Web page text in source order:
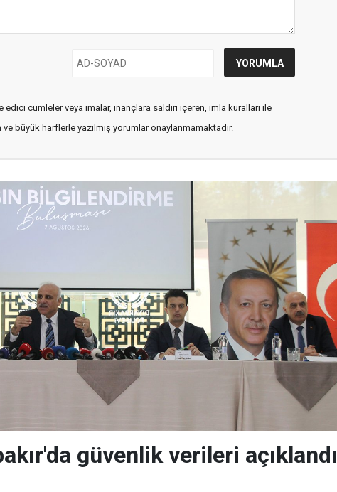
edici cümleler veya imalar, inançlara saldırı içeren, imla kuralları ile
büyük harflerle yazılmış yorumlar onaylanmamaktadır.
güvenlik verileri açıklandı